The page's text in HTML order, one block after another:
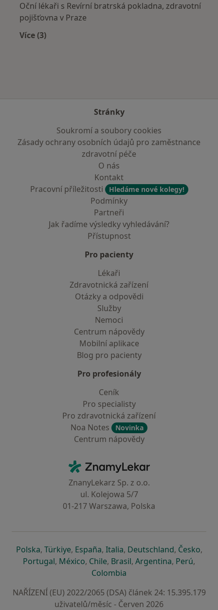
Oční lékaři s Revírní bratrská pokladna, zdravotní
pojišťovna v Praze
Více (3)
Stránky
Soukromí a soubory cookies
Zásady ochrany osobních údajů pro zaměstnance
zdravotní péče
O nás
Kontakt
Pracovní příležitosti
Hledáme nové kolegy!
Podmínky
Partneři
Jak řadíme výsledky vyhledávání?
Přístupnost
Pro pacienty
Lékaři
Zdravotnická zařízení
Otázky a odpovědi
Služby
Nemoci
Centrum nápovědy
Mobilní aplikace
Blog pro pacienty
Pro profesionály
Ceník
Pro specialisty
Pro zdravotnická zařízení
Noa Notes
Novinka
Centrum nápovědy
ZnamyLekar - Hlavní stránka
ZnanyLekarz Sp. z o.o.
ul. Kolejowa 5/7
01-217 Warszawa, Polska
Polskase otevře v nové záložce
, Türkiyese otevře v nové záložce
, Españase otevře v nové záložce
, Italiase otevře v nové záložce
, Deutschlandse otevře v
, Českose
,
Portugalse otevře v nové záložce
, Méxicose otevře v nové záložce
, Chilese otevře v nové záložce
, Brasilse otevře v nové
, Argentinase otevře v
, Perúse
,
Colombia
NAŘÍZENÍ (EU) 2022/2065 (DSA) článek 24: 15.395.179
uživatelů/měsíc - Červen 2026